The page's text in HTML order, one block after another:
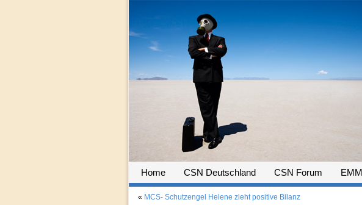
Home CSN Deutschland CSN Forum
« MCS- Schutzengel Helene zieht positive Bilanz